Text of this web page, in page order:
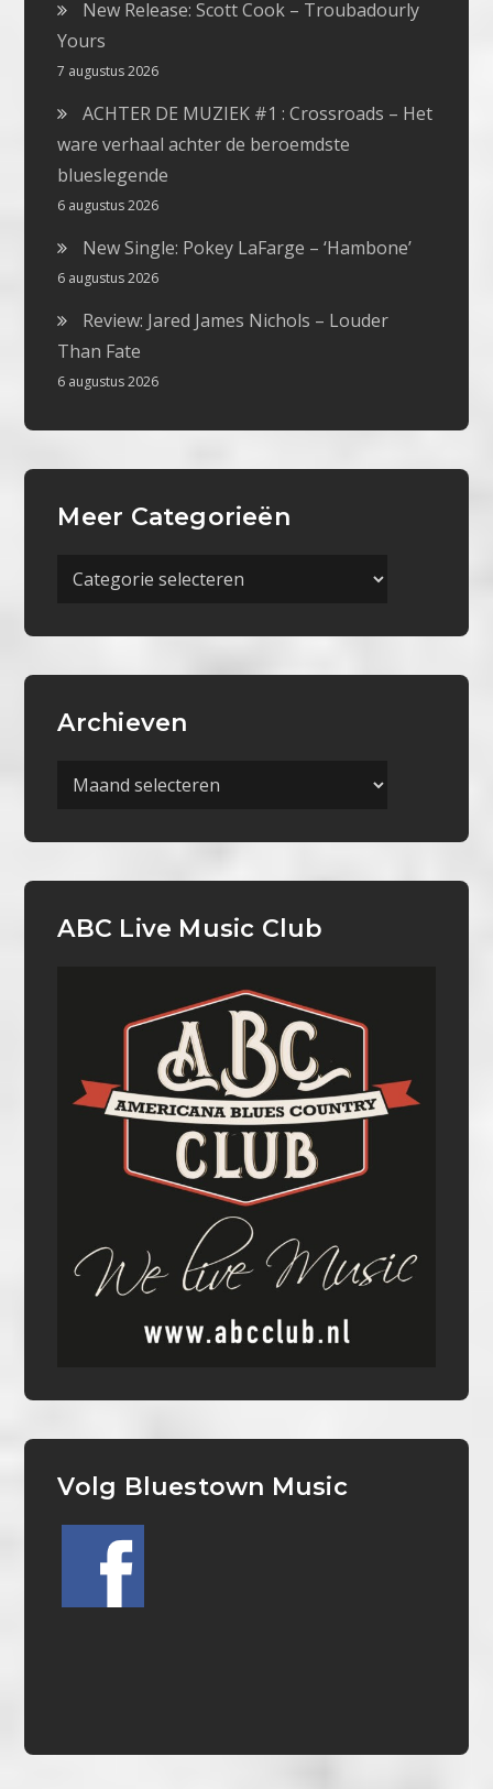
New Release: Scott Cook – Troubadourly
Yours
7 augustus 2026
ACHTER DE MUZIEK #1 : Crossroads – Het
ware verhaal achter de beroemdste
blueslegende
6 augustus 2026
New Single: Pokey LaFarge – ‘Hambone’
6 augustus 2026
Review: Jared James Nichols – Louder
Than Fate
6 augustus 2026
Meer Categorieën
Meer
Archieven
Archieven
ABC Live Music Club
Volg Bluestown Music